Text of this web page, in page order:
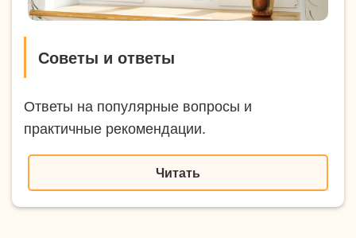
Советы и ответы
Ответы на популярные вопросы и
практичные рекомендации.
Читать